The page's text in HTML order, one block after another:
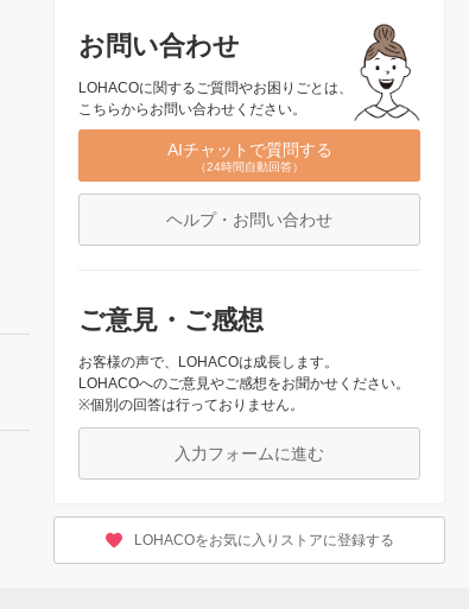
お問い合わせ
LOHACOに関するご質問やお困りごとは、
こちらからお問い合わせください。
AIチャットで質問する
（24時間自動回答）
ヘルプ・お問い合わせ
ご意見・ご感想
お客様の声で、LOHACOは成長します。
LOHACOへのご意見やご感想をお聞かせください。
※個別の回答は行っておりません。
入力フォームに進む
LOHACOをお気に入りストアに登録する